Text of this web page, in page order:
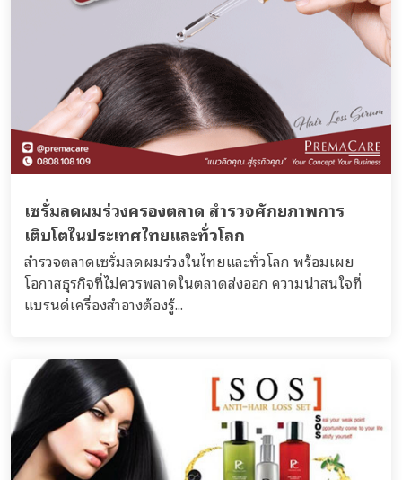
เซรั่มลดผมร่วงครองตลาด สำรวจศักยภาพการ
เติบโตในประเทศไทยและทั่วโลก
สำรวจตลาดเซรั่มลดผมร่วงในไทยและทั่วโลก พร้อมเผย
โอกาสธุรกิจที่ไม่ควรพลาดในตลาดส่งออก ความน่าสนใจที่
แบรนด์เครื่องสำอางต้องรู้...